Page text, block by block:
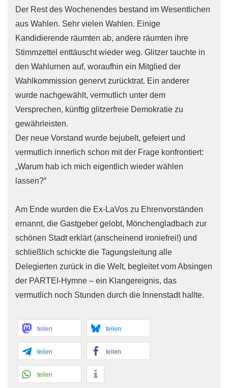
Der Rest des Wochenendes bestand im Wesentlichen
aus Wahlen. Sehr vielen Wahlen. Einige
Kandidierende räumten ab, andere räumten ihre
Stimmzettel enttäuscht wieder weg. Glitzer tauchte in
den Wahlurnen auf, woraufhin ein Mitglied der
Wahlkommission genervt zurücktrat. Ein anderer
wurde nachgewählt, vermutlich unter dem
Versprechen, künftig glitzerfreie Demokratie zu
gewährleisten.
Der neue Vorstand wurde bejubelt, gefeiert und
vermutlich innerlich schon mit der Frage konfrontiert:
„Warum hab ich mich eigentlich wieder wählen
lassen?“
Am Ende wurden die Ex-LaVos zu Ehrenvorständen
ernannt, die Gastgeber gelobt, Mönchengladbach zur
schönen Stadt erklärt (anscheinend ironiefrei!) und
schließlich schickte die Tagungsleitung alle
Delegierten zurück in die Welt, begleitet vom Absingen
der PARTEI-Hymne – ein Klangereignis, das
vermutlich noch Stunden durch die Innenstadt hallte.
teilen teilen
teilen teilen
teilen